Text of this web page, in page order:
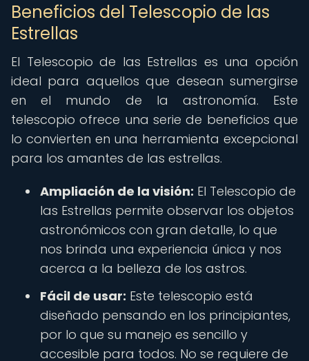
Beneficios del Telescopio de las
Estrellas
El Telescopio de las Estrellas es una opción
ideal para aquellos que desean sumergirse
en el mundo de la astronomía. Este
telescopio ofrece una serie de beneficios que
lo convierten en una herramienta excepcional
para los amantes de las estrellas.
Ampliación de la visión: El Telescopio de
las Estrellas permite observar los objetos
astronómicos con gran detalle, lo que
nos brinda una experiencia única y nos
acerca a la belleza de los astros.
Fácil de usar: Este telescopio está
diseñado pensando en los principiantes,
por lo que su manejo es sencillo y
accesible para todos. No se requiere de